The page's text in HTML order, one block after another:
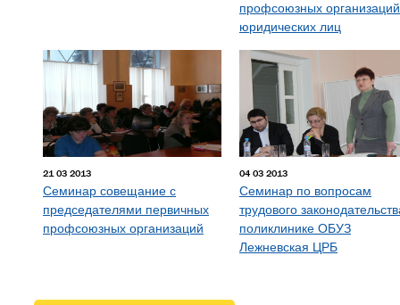
профсоюзных
юридических лиц
21 03 2013
Семинар совещание с
председателями первичных
профсоюзных организаций
04 03 2013
Семинар по вопросам
трудового
поликлинике ОБУЗ
Лежневская ЦРБ